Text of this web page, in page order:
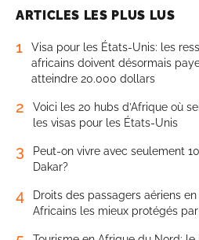
ARTICLES LES PLUS LUS
1
Visa pour les États-Unis: les
africains doivent désormais
atteindre 20.000 dollars
2
Voici les 20 hubs d’Afrique où
les visas pour les États-Unis
3
Peut-on vivre avec seulement
Dakar?
4
Droits des passagers aériens
Africains les mieux protégés